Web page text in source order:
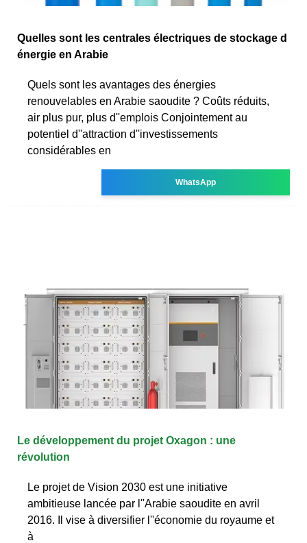
Quelles sont les centrales électriques de stockage d
énergie en Arabie
Quels sont les avantages des énergies
renouvelables en Arabie saoudite ? Coûts réduits,
air plus pur, plus d''emplois Conjointement au
potentiel d''attraction d''investissements
considérables en
WhatsApp
Le développement du projet Oxagon : une
révolution
Le projet de Vision 2030 est une initiative
ambitieuse lancée par l''Arabie saoudite en avril
2016. Il vise à diversifier l''économie du royaume et
à